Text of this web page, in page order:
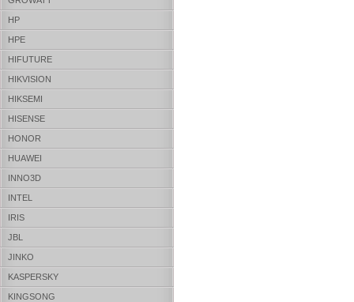
HP
HPE
HIFUTURE
HIKVISION
HIKSEMI
HISENSE
HONOR
HUAWEI
INNO3D
INTEL
IRIS
JBL
JINKO
KASPERSKY
KINGSONG